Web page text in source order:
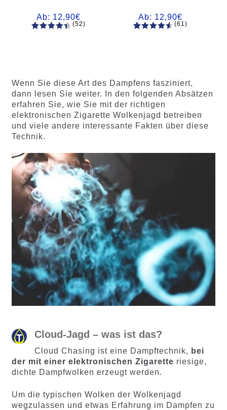
Ab: 12,90€
d auf
Kundenb
ewertung
en
(52)
Ab: 12,90€
auf
Kundenb
ewertung
en
(61)
Wenn Sie diese Art des Dampfens fasziniert,
dann lesen Sie weiter. In den folgenden Absätzen
erfahren Sie, wie Sie mit der richtigen
elektronischen Zigarette Wolkenjagd betreiben
und viele andere interessante Fakten über diese
Technik.
Cloud-Jagd – was ist das?
Cloud Chasing ist eine Dampftechnik, bei
der mit einer elektronischen Zigarette riesige,
dichte Dampfwolken erzeugt werden.
Um die typischen Wolken der Wolkenjagd
wegzulassen und etwas Erfahrung im Dampfen zu